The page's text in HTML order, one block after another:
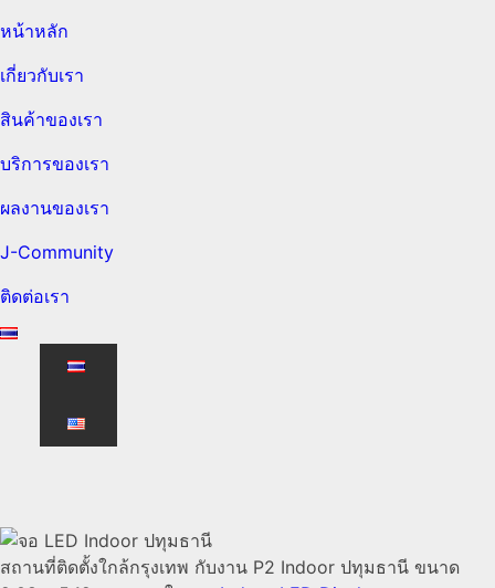
หน้าหลัก
เกี่ยวกับเรา
สินค้าของเรา
บริการของเรา
ผลงานของเรา
J-Community
ติดต่อเรา
สถานที่ติดตั้งใกล้กรุงเทพ กับงาน P2 Indoor ปทุมธานี ขนาด